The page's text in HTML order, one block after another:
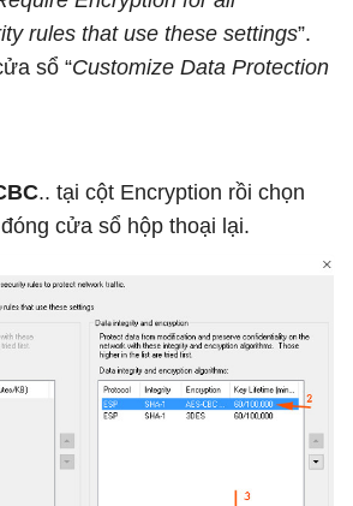
rules that use these settings”.
sổ “Customize Data Protection
.. tại cột Encryption rồi chọn
cửa sổ hộp thoại lại.